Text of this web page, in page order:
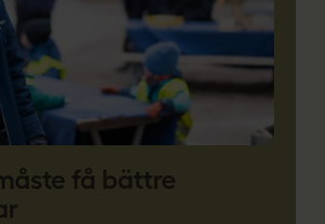
få bättre